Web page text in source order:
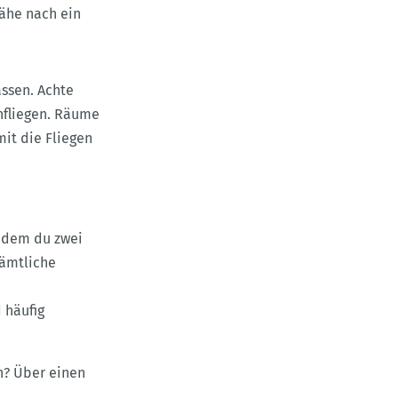
nach ein
Achte
Räume
die Fliegen
du zwei
häufig
Über einen